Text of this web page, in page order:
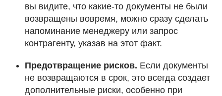
вы видите, что какие-то документы не были
возвращены вовремя, можно сразу сделать
напоминание менеджеру или запрос
контрагенту, указав на этот факт.
Предотвращение рисков. Если документы
не возвращаются в срок, это всегда создает
дополнительные риски, особенно при